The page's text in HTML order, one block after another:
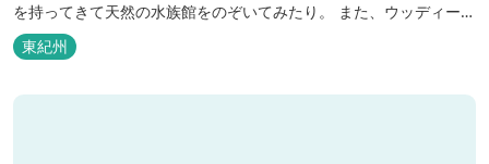
を持ってきて天然の水族館をのぞいてみたり。 また、ウッディーク
ラフト教室やストーンクラフト教室など各種イベントも盛りだくさ
ん。森林浴を楽しんだり、一日中遊び、ゆったりできます。 紀北町
の海の幸をふんだんに使った海鮮・焼肉バーベキュー。家族で，グ
東紀州